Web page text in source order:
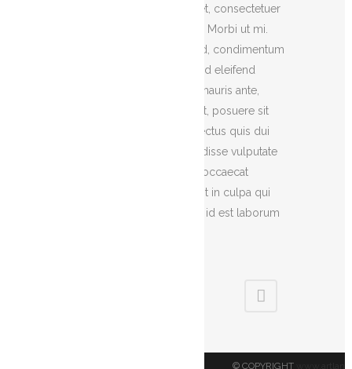
Lorem ipsum dolor sit amet, consectetuer
adipiscing elit. Nam cursus. Morbi ut mi.
Nullam enim leo, egestas id, condimentum
at, laoreet mattis, massa. Sed eleifend
nonummy diam. Praesent mauris ante,
elementum et, bibendum at, posuere sit
amet, nibh. Duis tincidunt lectus quis dui
viverra vestibulum. Suspendisse vulputate
aliquam dui.Excepteur sint occaecat
cupidatat non proident, sunt in culpa qui
officia deserunt mollit anim id est laborum
© COPYRIGHT